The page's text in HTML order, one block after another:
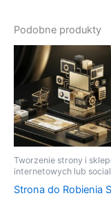
Podobne produkty
Tworzenie strony i
internetowych lub
Strona do Robienia